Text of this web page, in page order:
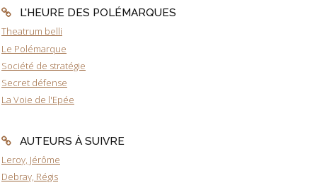
L'HEURE DES POLÉMARQUES
Theatrum belli
Le Polémarque
Société de stratégie
Secret défense
La Voie de l'Epée
AUTEURS À SUIVRE
Leroy, Jérôme
Debray, Régis